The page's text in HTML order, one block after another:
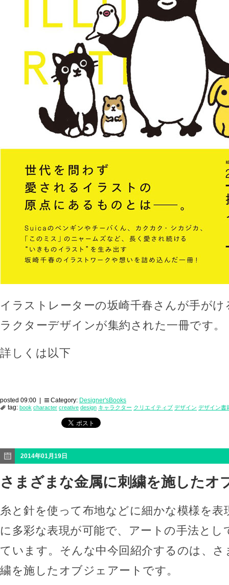
イラストレーターの坂崎千春さんが手が
ラクターデザインが集約された一冊です。
詳しくは以下
posted 09:00 | Category: Designer'sBooks
tag: book character creative design キャラクター クリエイティブ デザイン デザイン書
2014年01月19日
さまざまな金属に刺繍を施したオ
糸と針を使って布地などに細かな模様を表
に多彩な表現が可能で、アートの手法とし
ています。そんな中今回紹介するのは、
繍を施したオブジェアートです。